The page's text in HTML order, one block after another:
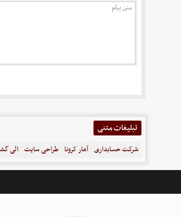
تبلیغات متنی
شرکت حسابداری آمار کرونا طراحی سایت الی